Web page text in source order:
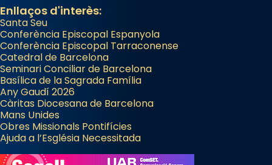
apòstol màrtir, decapitat a Jerusalem per
Herodes Agripa (vers l'any 44).
Patró de Galícia, després de les invasions
musulmanes fou venerat com a patró dels
Regnes castellans i més tard de tota
Espanya.
El seu sepulcre a Compostela fou un gran
centre de peregrinacions medievals de tot
el món cristià, després de Roma i terra
Santa.
Enllaços d'interès:
Santa Seu
Conferència Episcopal Espanyola
Conferència Episcopal Tarraconense
Catedral de Barcelona
Seminari Conciliar de Barcelona
Basílica de la Sagrada Família
Any Gaudí 2026
Càritas Diocesana de Barcelona
Mans Unides
Obres Missionals Pontifícies
Ajuda a l’Església Necessitada